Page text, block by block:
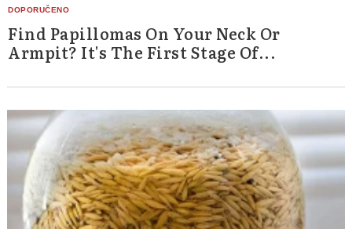
Find Papillomas On Your Neck Or
Armpit? It's The First Stage Of...